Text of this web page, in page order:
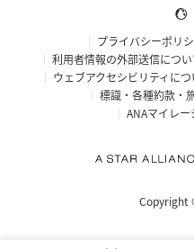
プライバシーポリ
利用者情報の外部送信につい
ウェブアクセシビリティにつ
標識・各種約款・
ANAマイレ
Copyright